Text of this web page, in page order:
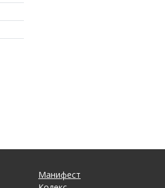
Манифест